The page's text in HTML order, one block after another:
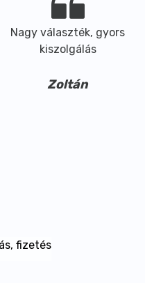
Nagy választék, gyors
kiszolgálás
Zoltán
fizetés